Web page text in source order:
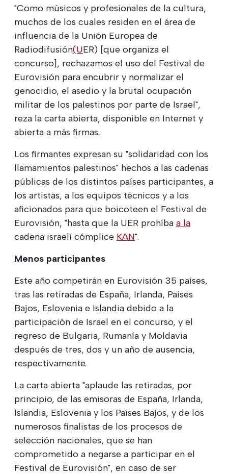
"Como músicos y profesionales de la cultura,
muchos de los cuales residen en el área de
influencia de la Unión Europea de
Radiodifusión(UER) [que organiza el
concurso], rechazamos el uso del Festival de
Eurovisión para encubrir y normalizar el
genocidio, el asedio y la brutal ocupación
militar de los palestinos por parte de Israel",
reza la carta abierta, disponible en Internet y
abierta a más firmas.
Los firmantes expresan su "solidaridad con los
llamamientos palestinos" hechos a las cadenas
públicas de los distintos países participantes, a
los artistas, a los equipos técnicos y a los
aficionados para que boicoteen el Festival de
Eurovisión, "hasta que la UER prohíba a la
cadena israelí cómplice KAN".
Menos participantes
Este año competirán en Eurovisión 35 países,
tras las retiradas de España, Irlanda, Países
Bajos, Eslovenia e Islandia debido a la
participación de Israel en el concurso, y el
regreso de Bulgaria, Rumanía y Moldavia
después de tres, dos y un año de ausencia,
respectivamente.
La carta abierta "aplaude las retiradas, por
principio, de las emisoras de España, Irlanda,
Islandia, Eslovenia y los Países Bajos, y de los
numerosos finalistas de los procesos de
selección nacionales, que se han
comprometido a negarse a participar en el
Festival de Eurovisión", en caso de ser